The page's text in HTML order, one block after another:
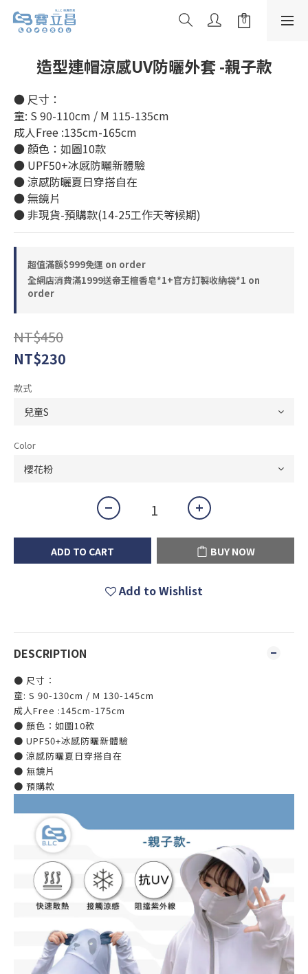
造型連帽涼感UV防曬外套 -親子款
● 尺寸：
童: S 90-110cm / M 115-135cm
成人Free :135cm-165cm
● 顏色：如圖10款
● UPF50+冰感防曬新體驗
● 涼感防曬夏日穿搭自在
● 無鏡片
● 非現貨-預購款(14-25工作天等候期)
超值滿額$999免運 on order
全網店消費滿1999送帝王檀香皂*1+官方訂製收納袋*1 on
order
NT$450
NT$230
款式
Color
ADD TO CART BUY NOW
Add to Wishlist
DESCRIPTION
● 尺寸：
童: S 90-130cm / M 130-145cm
成人Free :145cm-175cm
● 顏色：如圖10款
● UPF50+冰感防曬新體驗
● 涼感防曬夏日穿搭自在
● 無鏡片
● 預購款